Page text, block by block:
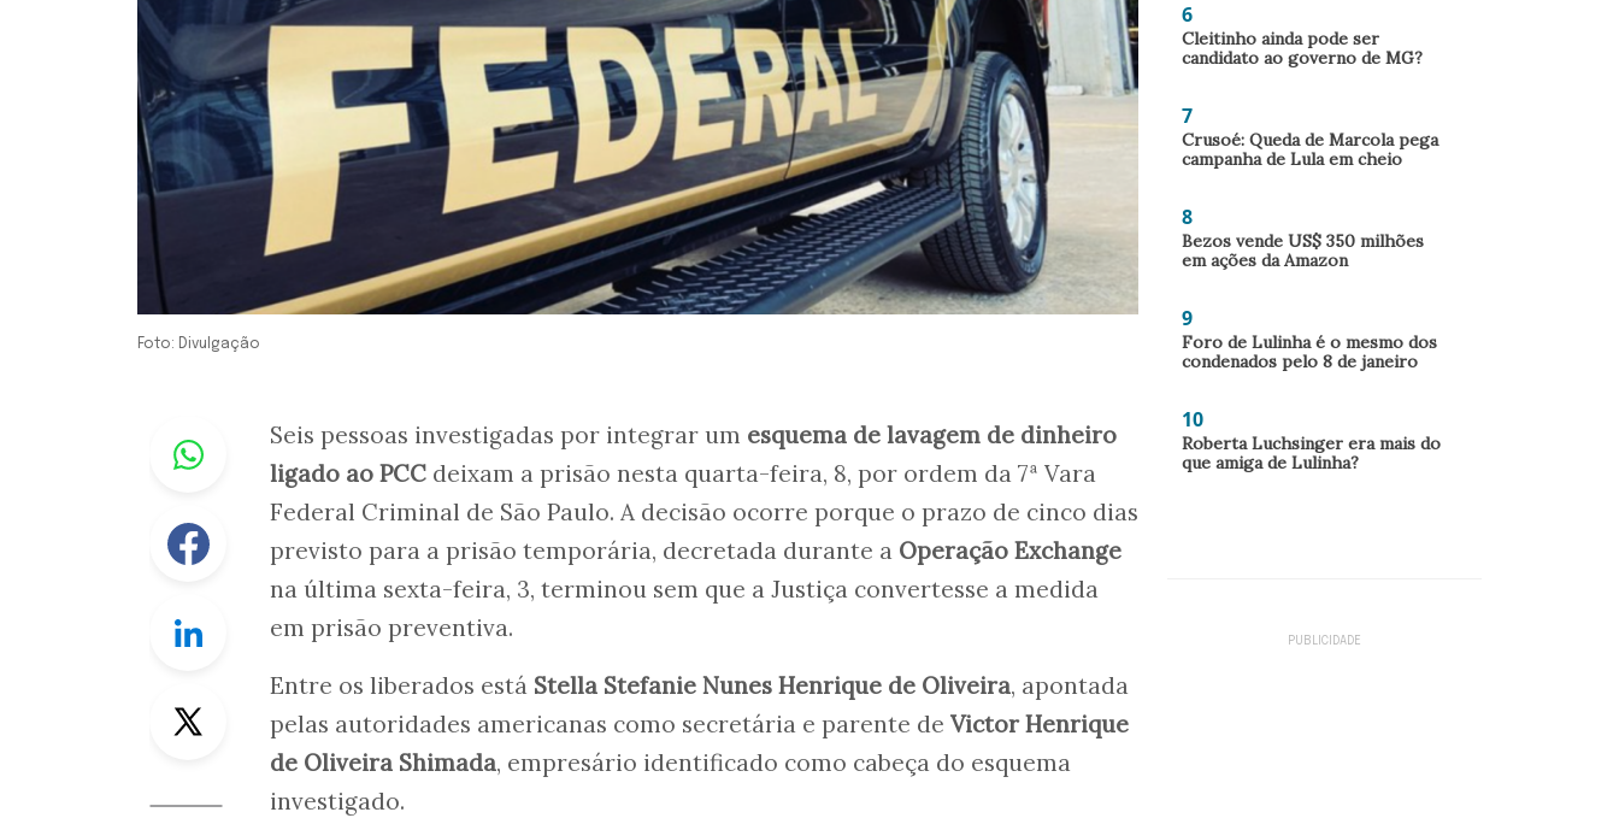
Foto: Divulgação
Whastapp
Facebook
Twitter
Seis pessoas investigadas por integrar um esquema de lavagem de dinheiro
ligado ao PCC deixam a prisão nesta quarta-feira, 8, por ordem da 7ª Vara
Federal Criminal de São Paulo. A decisão ocorre porque o prazo de cinco dias
previsto para a prisão temporária, decretada durante a Operação Exchange
na última sexta-feira, 3, terminou sem que a Justiça convertesse a medida
em prisão preventiva.
Entre os liberados está Stella Stefanie Nunes Henrique de Oliveira, apontada
pelas autoridades americanas como secretária e parente de Victor Henrique
de Oliveira Shimada, empresário identificado como cabeça do esquema
investigado.
6
Cleitinho ainda pode ser
candidato ao governo de MG?
7
Crusoé: Queda de Marcola pega
campanha de Lula em cheio
8
Bezos vende US$ 350 milhões
em ações da Amazon
9
Foro de Lulinha é o mesmo dos
condenados pelo 8 de janeiro
10
Roberta Luchsinger era mais do
que amiga de Lulinha?